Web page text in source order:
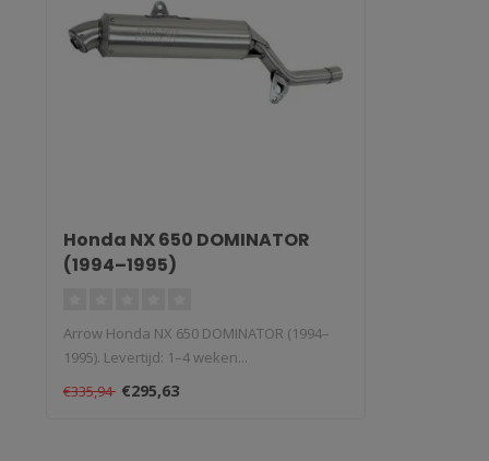
Honda NX 650 DOMINATOR
(1994–1995)
Arrow Honda NX 650 DOMINATOR (1994–
1995). Levertijd: 1–4 weken...
€335,94 €295,63